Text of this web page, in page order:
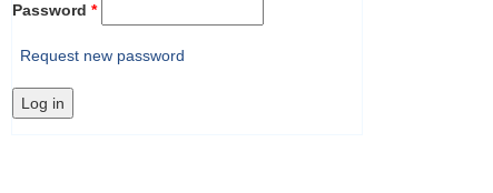
Password *
Request new password